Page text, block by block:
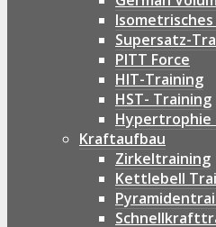
Supersatz-
PITT Force
HIT-Training
HST- Training
Hypertrophie
Kraftaufbau
Zirkeltraining
Kettlebell